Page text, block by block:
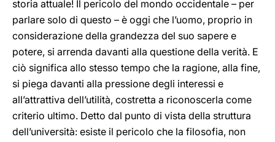
storia attuale! Il pericolo del mondo occidentale – per
parlare solo di questo – è oggi che l’uomo, proprio in
considerazione della grandezza del suo sapere e
potere, si arrenda davanti alla questione della verità. E
ciò significa allo stesso tempo che la ragione, alla fine,
si piega davanti alla pressione degli interessi e
all’attrattiva dell’utilità, costretta a riconoscerla come
criterio ultimo. Detto dal punto di vista della struttura
dell’università: esiste il pericolo che la filosofia, non